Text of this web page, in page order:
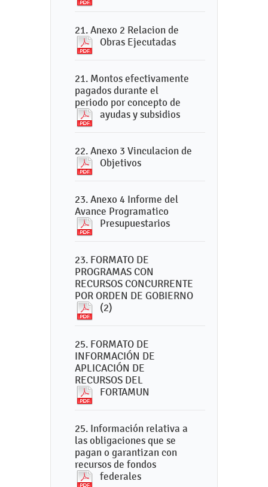
21. Anexo 2 Relacion de
Obras Ejecutadas
21. Montos efectivamente
pagados durante el
periodo por concepto de
ayudas y subsidios
22. Anexo 3 Vinculacion de
Objetivos
23. Anexo 4 Informe del
Avance Programatico
Presupuestarios
23. FORMATO DE
PROGRAMAS CON
RECURSOS CONCURRENTE
POR ORDEN DE GOBIERNO
(2)
25. FORMATO DE
INFORMACIÓN DE
APLICACIÓN DE
RECURSOS DEL
FORTAMUN
25. Información relativa a
las obligaciones que se
pagan o garantizan con
recursos de fondos
federales